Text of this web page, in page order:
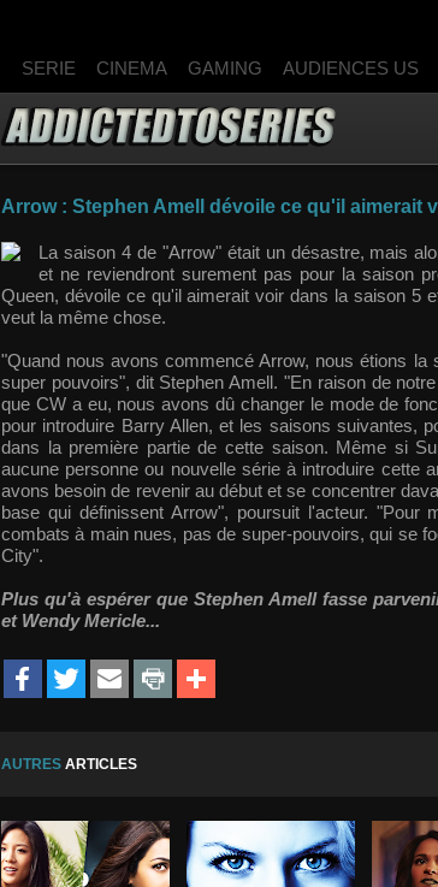
SERIE CINEMA GAMING AUDIENCES US
Arrow : Stephen Amell dévoile ce qu'il aimerait
La saison 4 de "Arrow" était un désastre, mais
et ne reviendront surement pas pour la saison
Queen, dévoile ce qu'il aimerait voir dans la saison 5
veut la même chose.
"Quand nous avons commencé Arrow, nous étions
super pouvoirs", dit Stephen Amell. "En raison de
que CW a eu, nous avons dû changer le mode de
pour introduire Barry Allen, et les saisons suivantes,
dans la première partie de cette saison. Même si
aucune personne ou nouvelle série à introduire cette
avons besoin de revenir au début et se concentrer
base qui définissent Arrow", poursuit l'acteur. "Pour
combats à main nues, pas de super-pouvoirs, qui se
City".
Plus qu'à espérer que Stephen Amell fasse
et Wendy Mericle...
AUTRES ARTICLES